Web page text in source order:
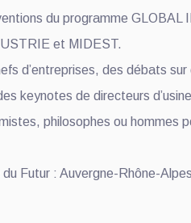
du programme GLOBAL
et MIDEST.
d’entreprises, des débats
keynotes de directeurs
philosophes ou hommes
du Futur : Auvergne-Rhône-